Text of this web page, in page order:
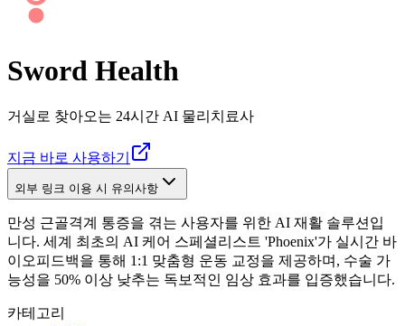
Sword Health
거실로 찾아오는 24시간 AI 물리치료사
지금 바로 사용하기
외부 링크 이용 시 유의사항
만성 근골격계 통증을 겪는 사용자를 위한 AI 재활 솔루션입
니다. 세계 최초의 AI 케어 스페셜리스트 'Phoenix'가 실시간 바
이오피드백을 통해 1:1 맞춤형 운동 교정을 제공하며, 수술 가
능성을 50% 이상 낮추는 독보적인 임상 효과를 입증했습니다.
카테고리